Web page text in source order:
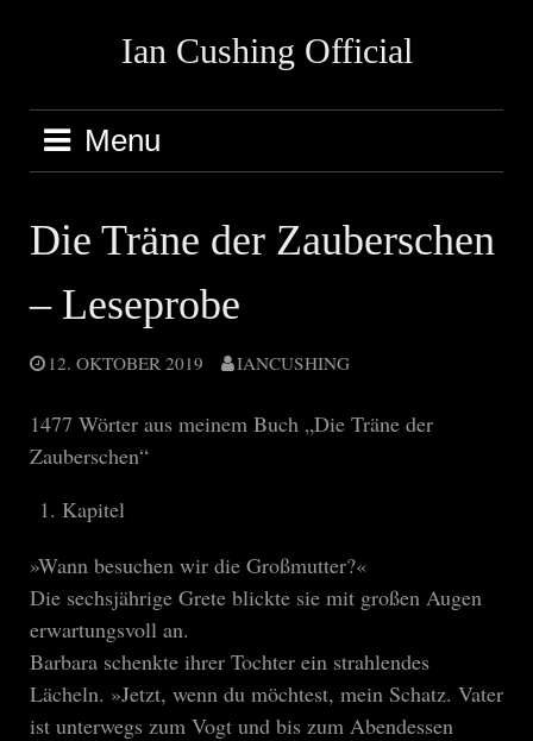
Ian Cushing Official
Menu
Die Träne der Zauberschen
– Leseprobe
12. OKTOBER 2019 IANCUSHING
1477 Wörter aus meinem Buch „Die Träne der
Zauberschen“
Kapitel
»Wann besuchen wir die Großmutter?«
Die sechsjährige Grete blickte sie mit großen Augen
erwartungsvoll an.
Barbara schenkte ihrer Tochter ein strahlendes
Lächeln. »Jetzt, wenn du möchtest, mein Schatz. Vater
ist unterwegs zum Vogt und bis zum Abendessen